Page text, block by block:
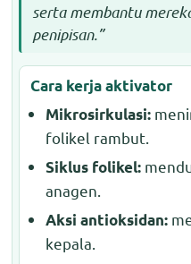
serta membantu
penipisan.”
Cara kerja aktivator
Mikrosirkulasi:
folikel rambut.
Siklus folikel:
anagen.
Aksi antioksidan:
kepala.